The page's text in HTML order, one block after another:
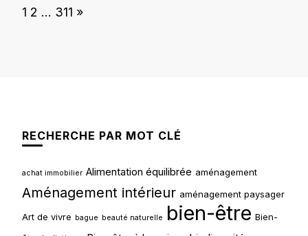
Page:
1 2 … 311 Next
»
RECHERCHE PAR MOT CLÉ
achat immobilier Alimentation équilibrée aménagement
Aménagement intérieur aménagement paysager
Art de vivre bague beauté naturelle bien-être Bien-